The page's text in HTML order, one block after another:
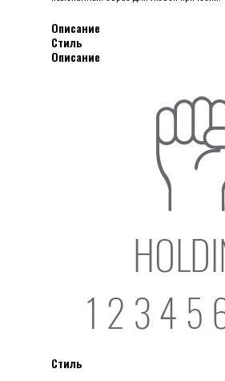
Описание
Стиль
Описание
Стиль